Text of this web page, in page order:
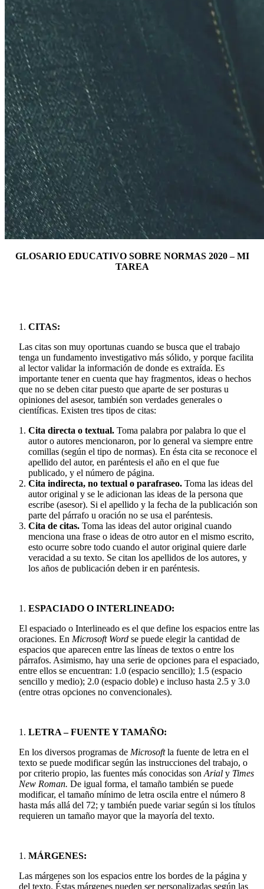
GLOSARIO EDUCATIVO SOBRE NORMAS 2020 – MI
TAREA
CITAS:
Las citas son muy oportunas cuando se busca que el trabajo
tenga un fundamento investigativo más sólido, y porque facilita
al lector validar la información de donde es extraída. Es
importante tener en cuenta que hay fragmentos, ideas o hechos
que no se deben citar puesto que aparte de ser posturas u
opiniones del asesor, también son verdades generales o
científicas. Existen tres tipos de citas:
Cita directa o textual. Toma palabra por palabra lo que el
autor o autores mencionaron, por lo general va siempre entre
comillas (según el tipo de normas). En ésta cita se reconoce el
apellido del autor, en paréntesis el año en el que fue
publicado, y el número de página.
Cita indirecta, no textual o parafraseo. Toma las ideas del
autor original y se le adicionan las ideas de la persona que
escribe (asesor). Si el apellido y la fecha de la publicación son
parte del párrafo u oración no se usa el paréntesis.
Cita de citas. Toma las ideas del autor original cuando
menciona una frase o ideas de otro autor en el mismo escrito,
esto ocurre sobre todo cuando el autor original quiere darle
veracidad a su texto. Se citan los apellidos de los autores, y
los años de publicación deben ir en paréntesis.
ESPACIADO O INTERLINEADO:
El espaciado o Interlineado es el que define los espacios entre las
oraciones. En Microsoft Word se puede elegir la cantidad de
espacios que aparecen entre las líneas de textos o entre los
párrafos. Asimismo, hay una serie de opciones para el espaciado,
entre ellos se encuentran: 1.0 (espacio sencillo); 1.5 (espacio
sencillo y medio); 2.0 (espacio doble) e incluso hasta 2.5 y 3.0
(entre otras opciones no convencionales).
LETRA – FUENTE Y TAMAÑO:
En los diversos programas de Microsoftla fuente de letra en el
texto se puede modificar según las instrucciones del trabajo, o
por criterio propio, las fuentes más conocidas son Arial y Times
New Roman. De igual forma, el tamaño también se puede
modificar, el tamaño mínimo de letra oscila entre el número 8
hasta más allá del 72; y también puede variar según si los títulos
requieren un tamaño mayor que la mayoría del texto.
MÁRGENES:
Las márgenes son los espacios entre los bordes de la página y
del texto. Éstas márgenes pueden ser personalizadas según las